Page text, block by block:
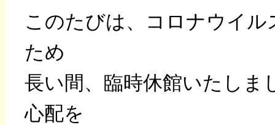
このたびは、コロナウイル
ため
長い間、臨時休館いたし
心配を